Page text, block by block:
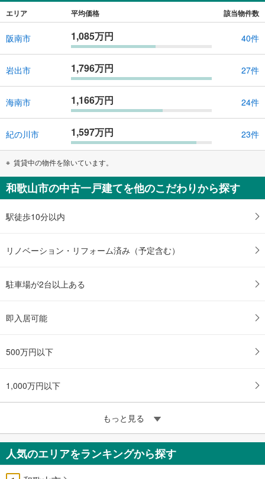
エリア 平均価格 該当物件数
阪南市 1,085万円 40件
岩出市 1,796万円 27件
海南市 1,166万円 24件
紀の川市 1,597万円 23件
賃貸中の物件を除いています。
和歌山市の中古一戸建てを他のこだわりから探す
駅徒歩10分以内
リノベーション・リフォーム済み（予定含む）
駐車場が2台以上ある
即入居可能
500万円以下
1,000万円以下
もっと見る
人気のエリアをランキングから探す